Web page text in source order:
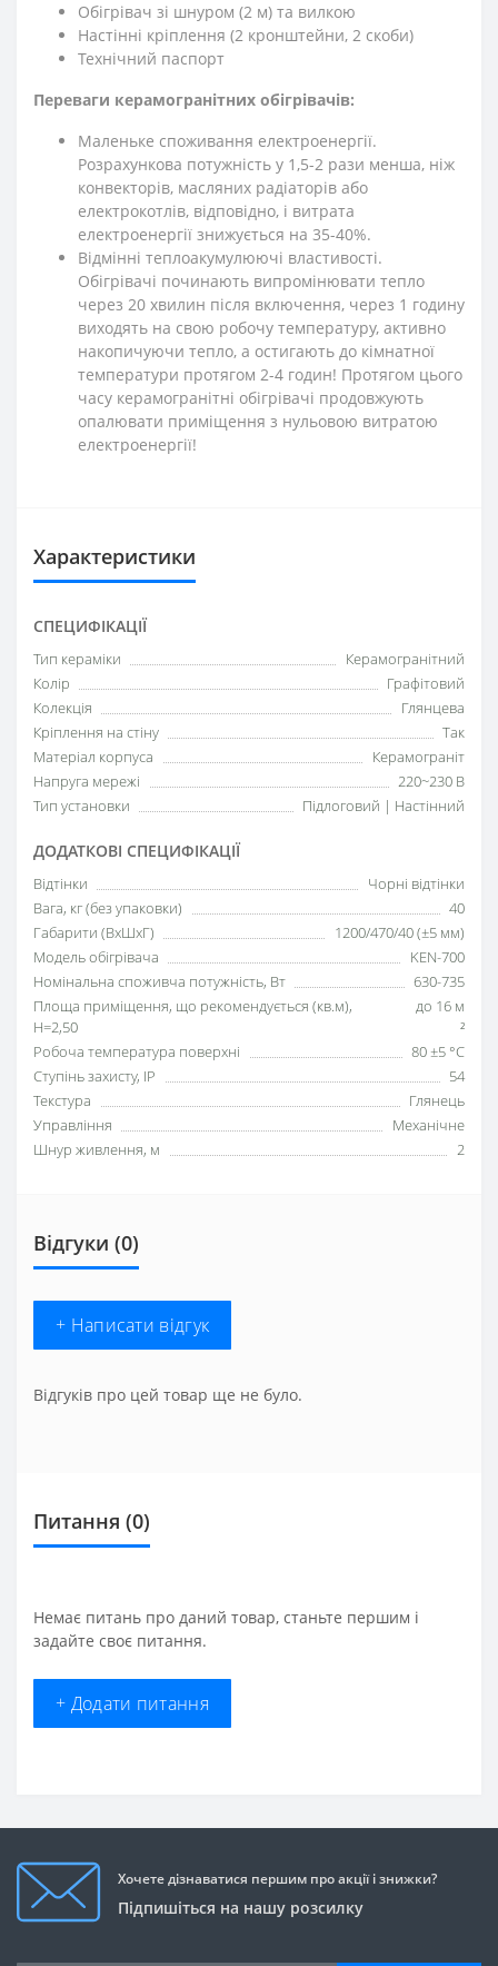
Обігрівач зі шнуром (2 м) та вилкою
Настінні кріплення (2 кронштейни, 2 скоби)
Технічний паспорт
Переваги керамогранітних обігрівачів:
Маленьке споживання електроенергії.
Розрахункова потужність у 1,5-2 рази менша, ніж
конвекторів, масляних радіаторів або
електрокотлів, відповідно, і витрата
електроенергії знижується на 35-40%.
Відмінні теплоакумулюючі властивості.
Обігрівачі починають випромінювати тепло
через 20 хвилин після включення, через 1 годину
виходять на свою робочу температуру, активно
накопичуючи тепло, а остигають до кімнатної
температури протягом 2-4 годин! Протягом цього
часу керамогранітні обігрівачі продовжують
опалювати приміщення з нульовою витратою
електроенергії!
Характеристики
СПЕЦИФІКАЦІЇ
Тип кераміки
Керамогранітний
Колір
Графітовий
Колекція
Глянцева
Кріплення на стіну
Так
Матеріал корпуса
Керамограніт
Напруга мережі
220~230 В
Тип установки
Підлоговий | Настінний
ДОДАТКОВІ СПЕЦИФІКАЦІЇ
Відтінки
Чорні відтінки
Вага, кг (без упаковки)
40
Габарити (ВхШхГ)
1200/470/40 (±5 мм)
Модель обігрівача
KEN-700
Номінальна споживча потужність, Вт
630-735
Площа приміщення, що рекомендується (кв.м),
H=2,50
до 16 м
²
Робоча температура поверхні
80 ±5 °С
Ступінь захисту, IP
54
Текстура
Глянець
Управління
Механічне
Шнур живлення, м
2
Відгуки (0)
+ Написати відгук
Відгуків про цей товар ще не було.
Питання (0)
Немає питань про даний товар, станьте першим і
задайте своє питання.
+ Додати питання
Хочете дізнаватися першим про акції і знижки?
Підпишіться на нашу розсилку